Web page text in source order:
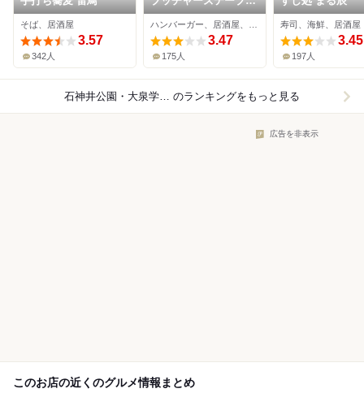
そば、居酒屋
3.57
342人
石神井公園
3.47
175人
寿司、海鮮、居酒屋
3.45
197人
石神井公園・大泉学園×居酒屋 のランキングをもっと見る
広告を非表示
このお店の近くのグルメ情報まとめ